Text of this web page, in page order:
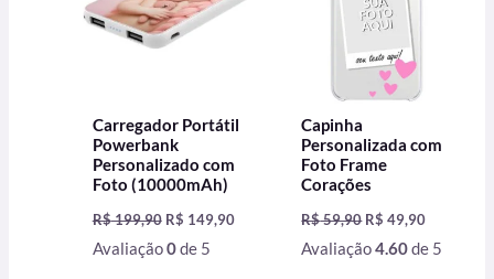
Carregador Portátil
Powerbank
Personalizado com
Foto (10000mAh)
R$199,90 R$ 149,90
Avaliação0de 5
Capinha
Personalizada com
Foto Frame
Corações
R$59,90 R$ 49,90
Avaliação4.60de 5